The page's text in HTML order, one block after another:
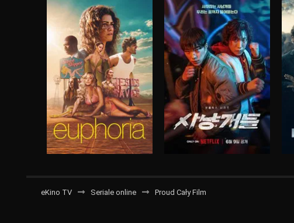
eKino TV Seriale online Proud Cały Film